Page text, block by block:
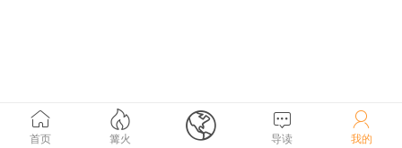

首页

篝火  
导读

我的